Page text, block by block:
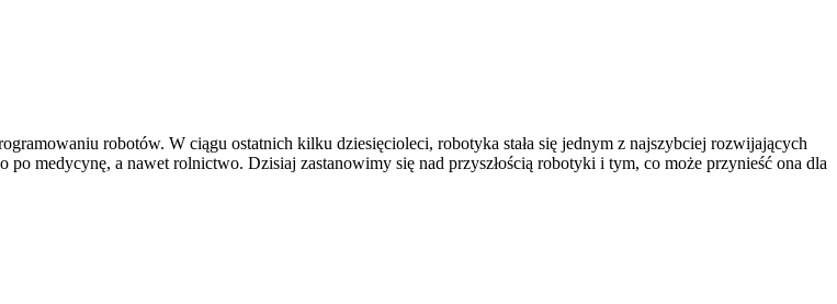
robotów. W ciągu ostatnich kilku dziesięcioleci, robotyka stała się jednym z najszybciej rozwijających
medycynę, a nawet rolnictwo. Dzisiaj zastanowimy się nad przyszłością robotyki i tym, co może przynieść ona dla